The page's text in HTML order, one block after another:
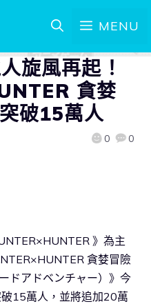
MENU
旋風再起！
貪婪
破15萬人
0 0
》為主
貪婪冒險
ドアドベンチャー）》今
15萬人，並將追加20萬